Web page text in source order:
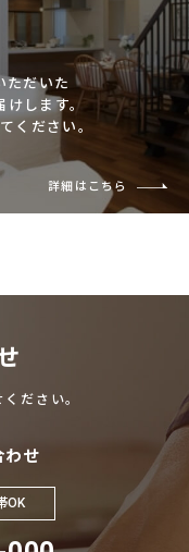
ただいた
けします。
ください。
詳細はこちら
ださい。
わせ
OK